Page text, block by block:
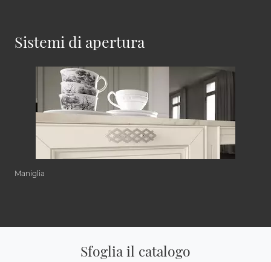
Sistemi di apertura
Maniglia
Sfoglia il catalogo